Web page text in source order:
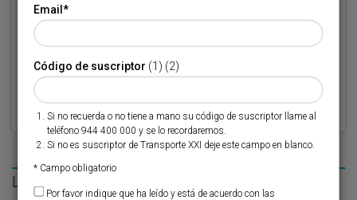
de Uso *
LO MÁS LEÍDO
Email*
Código de suscriptor (1) (2)
Si no recuerda o no tiene a mano su código de suscriptor llame al
teléfono 944 400 000 y se lo recordaremos.
Si no es suscriptor de Transporte XXI deje este campo en blanco.
* Campo obligatorio
Por favor indique que ha leído y está de acuerdo con las